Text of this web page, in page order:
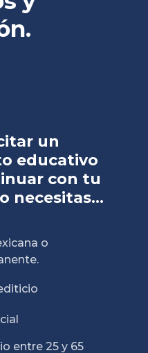
un
educativo
con tu
necesitas...
o
entre 25 y 65